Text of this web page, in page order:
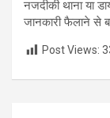
नजदीकी थाना या
जानकारी फैलाने से
Post Views: